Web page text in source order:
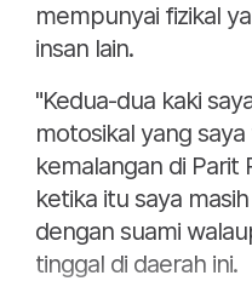
mempunyai fizikal
insan lain.
"Kedua-dua kaki
motosikal yang
kemalangan di Parit
ketika itu saya
dengan suami
tinggal di daerah ini.